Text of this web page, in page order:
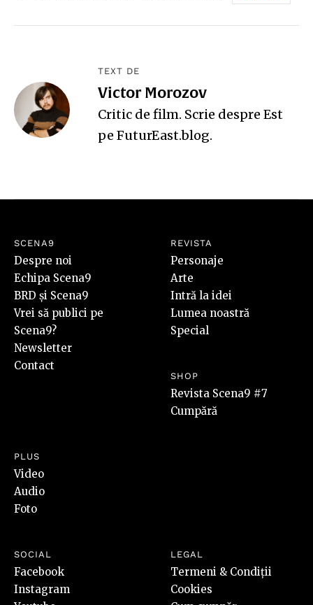
TEXT DE
Victor Morozov
Critic de film. Scrie despre Est
pe FuturEast.blog.
SCENA9
Despre noi
Echipa Scena9
BRD și Scena9
Vrei să publici pe
Scena9?
Newsletter
Contact
REVISTA
Personaje
Arte
Intră la idei
Lumea noastră
Special
SHOP
Revista Scena9 #7
Cumpără
PLUS
Video
Audio
Foto
SOCIAL
Facebook
Instagram
LEGAL
Termeni & Condiții
Cookies